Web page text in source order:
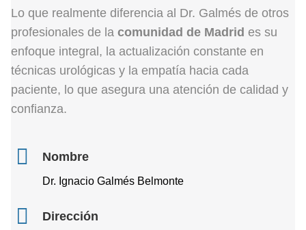
Lo que realmente diferencia al Dr. Galmés de otros
profesionales de la comunidad de Madrid es su
enfoque integral, la actualización constante en
técnicas urológicas y la empatía hacia cada
paciente, lo que asegura una atención de calidad y
confianza.
Nombre
Dr. Ignacio Galmés Belmonte
Dirección